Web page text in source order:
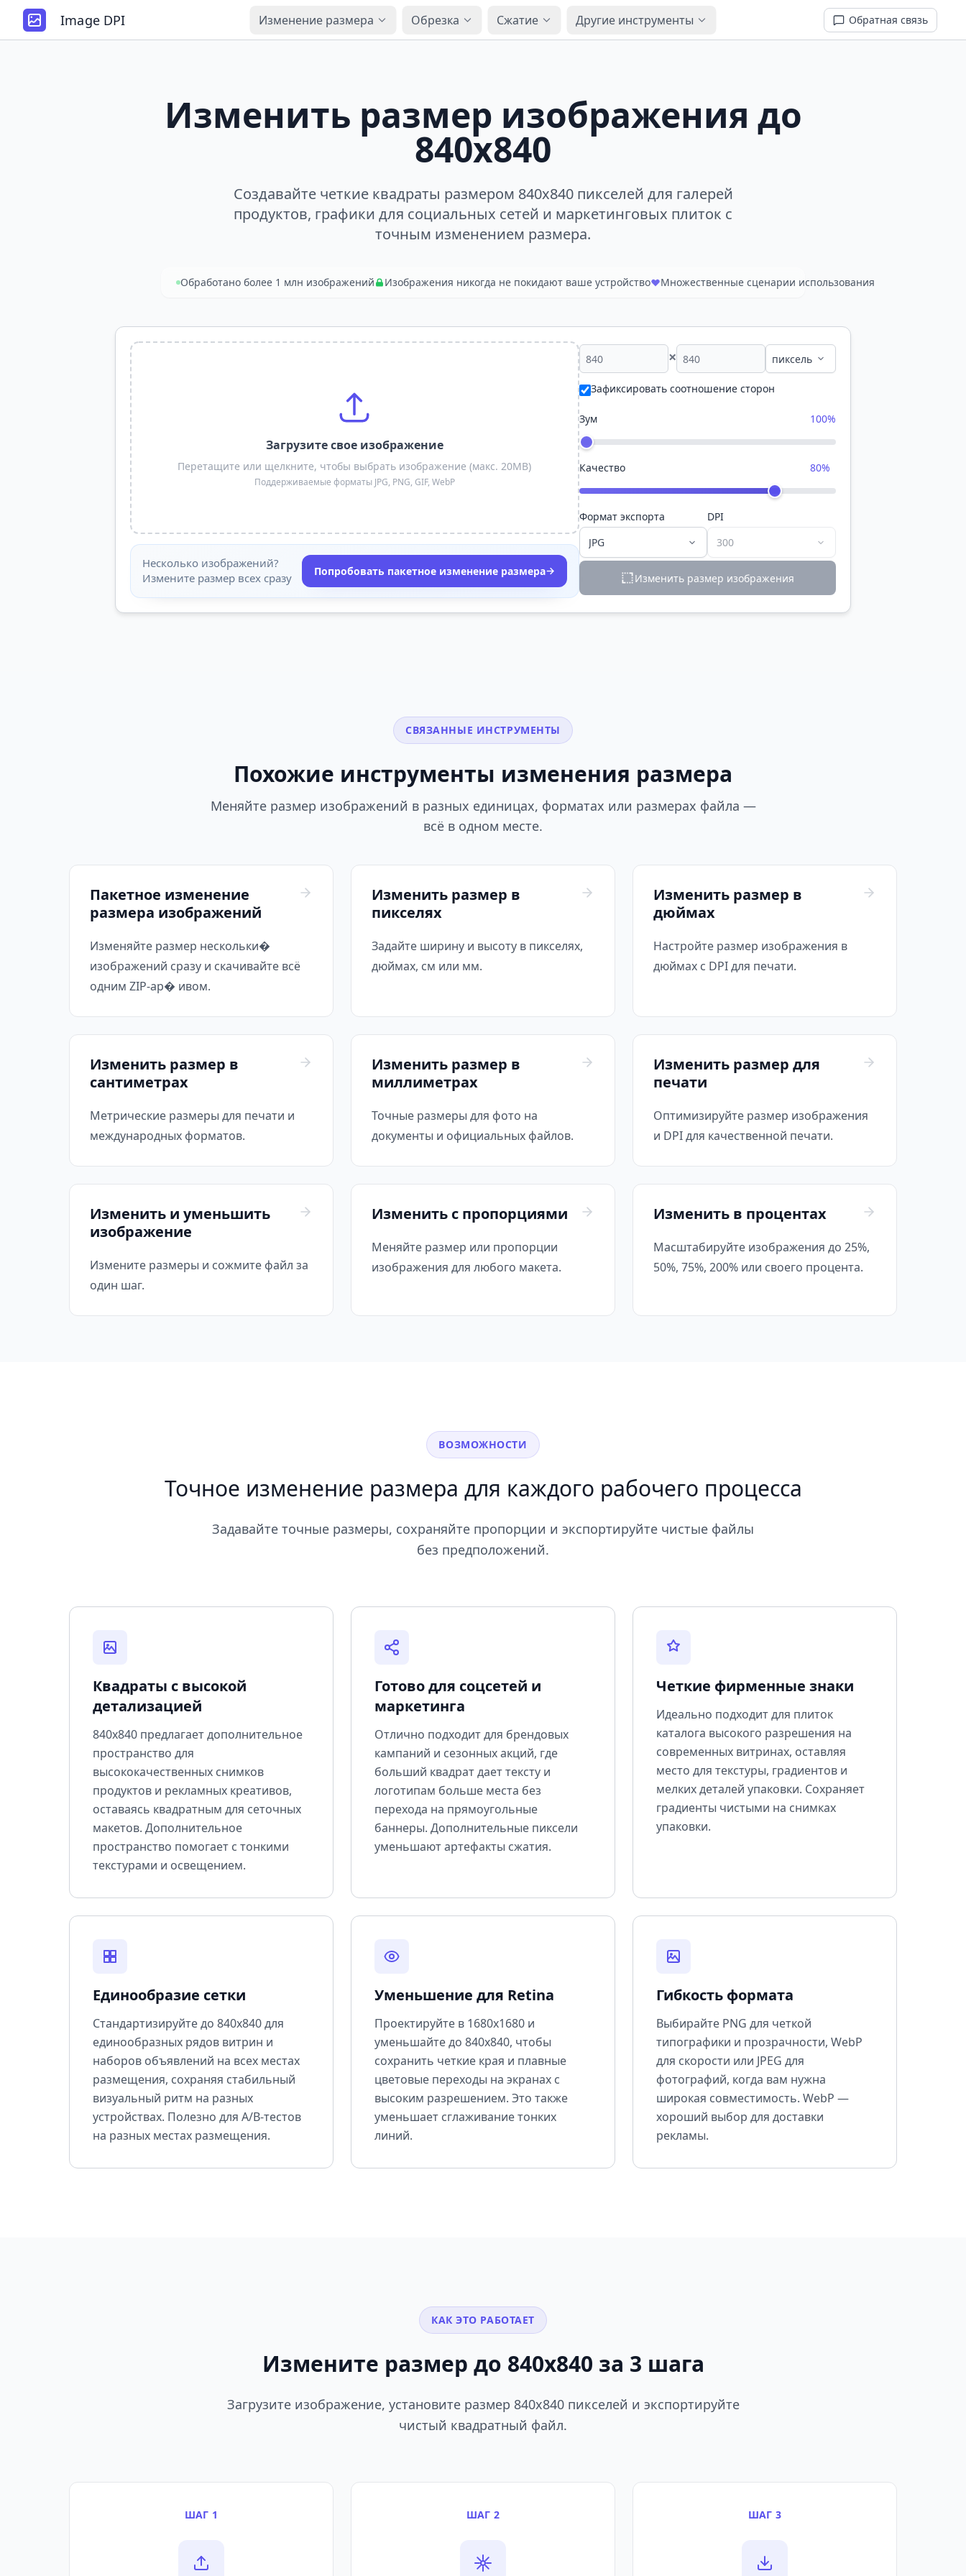
Image DPI Изменение размера Обрезка Сжатие Другие инструменты Обратная связь
Изменить размер изображения до
840x840
Создавайте четкие квадраты размером 840x840 пикселей для галерей
продуктов, графики для социальных сетей и маркетинговых плиток с
точным изменением размера.
Обработано более 1 млн изображений Изображения никогда не покидают ваше устройство Множественные сценарии использования
Загрузите свое изображение
Перетащите или щелкните, чтобы выбрать изображение (макс. 20MB)
Поддерживаемые форматы JPG, PNG, GIF, WebP
Несколько изображений?
Измените размер всех сразу
Попробовать пакетное изменение размера→
×
Зафиксировать соотношение сторон
Зум 100%
Качество 80%
Формат экспорта DPI
Изменить размер изображения
СВЯЗАННЫЕ ИНСТРУМЕНТЫ
Похожие инструменты изменения размера
Меняйте размер изображений в разных единицах, форматах или размерах файла —
всё в одном месте.
Пакетное изменение
размера изображений
Изменяйте размер нескольки�
изображений сразу и скачивайте всё
одним ZIP-ар� ивом.
Изменить размер в
пикселях
Задайте ширину и высоту в пикселях,
дюймах, см или мм.
Изменить размер в
дюймах
Настройте размер изображения в
дюймах с DPI для печати.
Изменить размер в
сантиметрах
Метрические размеры для печати и
международных форматов.
Изменить размер в
миллиметрах
Точные размеры для фото на
документы и официальных файлов.
Изменить размер для
печати
Оптимизируйте размер изображения
и DPI для качественной печати.
Изменить и уменьшить
изображение
Измените размеры и сожмите файл за
один шаг.
Изменить с пропорциями
Меняйте размер или пропорции
изображения для любого макета.
Изменить в процентах
Масштабируйте изображения до 25%,
50%, 75%, 200% или своего процента.
ВОЗМОЖНОСТИ
Точное изменение размера для каждого рабочего процесса
Задавайте точные размеры, сохраняйте пропорции и экспортируйте чистые файлы
без предположений.
Квадраты с высокой
детализацией
840x840 предлагает дополнительное
пространство для
высококачественных снимков
продуктов и рекламных креативов,
оставаясь квадратным для сеточных
макетов. Дополнительное
пространство помогает с тонкими
текстурами и освещением.
Готово для соцсетей и
маркетинга
Отлично подходит для брендовых
кампаний и сезонных акций, где
больший квадрат дает тексту и
логотипам больше места без
перехода на прямоугольные
баннеры. Дополнительные пиксели
уменьшают артефакты сжатия.
Четкие фирменные знаки
Идеально подходит для плиток
каталога высокого разрешения на
современных витринах, оставляя
место для текстуры, градиентов и
мелких деталей упаковки. Сохраняет
градиенты чистыми на снимках
упаковки.
Единообразие сетки
Стандартизируйте до 840x840 для
единообразных рядов витрин и
наборов объявлений на всех местах
размещения, сохраняя стабильный
визуальный ритм на разных
устройствах. Полезно для A/B-тестов
на разных местах размещения.
Уменьшение для Retina
Проектируйте в 1680x1680 и
уменьшайте до 840x840, чтобы
сохранить четкие края и плавные
цветовые переходы на экранах с
высоким разрешением. Это также
уменьшает сглаживание тонких
линий.
Гибкость формата
Выбирайте PNG для четкой
типографики и прозрачности, WebP
для скорости или JPEG для
фотографий, когда вам нужна
широкая совместимость. WebP —
хороший выбор для доставки
рекламы.
КАК ЭТО РАБОТАЕТ
Измените размер до 840x840 за 3 шага
Загрузите изображение, установите размер 840x840 пикселей и экспортируйте
чистый квадратный файл.
ШАГ 1 ШАГ 2 ШАГ 3